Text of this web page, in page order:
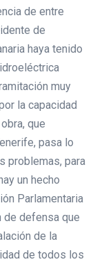
de entre
de
haya tenido
muy
la capacidad
que
pasa lo
problemas, para
un hecho
Parlamentaria
de defensa que
de la
de todos los